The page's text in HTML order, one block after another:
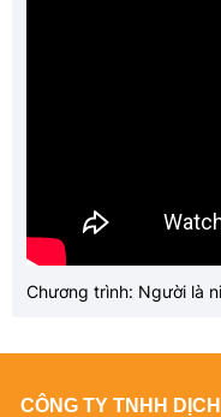
Chương trình: Người là
CÔNG TY TNHH